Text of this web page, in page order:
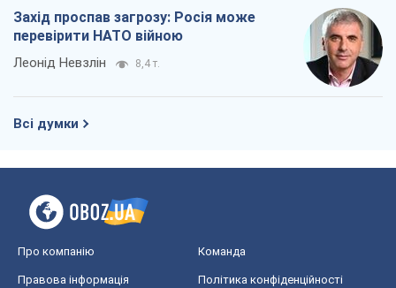
Захід проспав загрозу: Росія може
перевірити НАТО війною
Леонід Невзлін 8,4 т.
Всі думки
Про компанію Команда
Правова інформація Політика конфіденційності